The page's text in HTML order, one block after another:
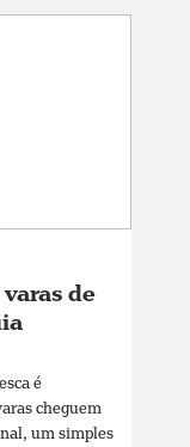
de
é
cheguem
um simples